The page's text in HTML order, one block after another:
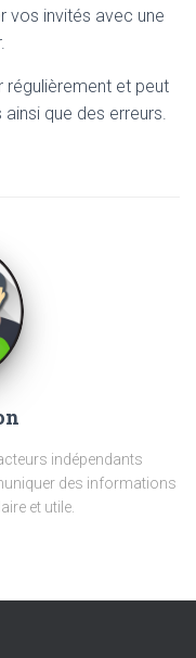
vos invités avec une
régulièrement et peut
que des erreurs.
indépendants
des informations
et utile.